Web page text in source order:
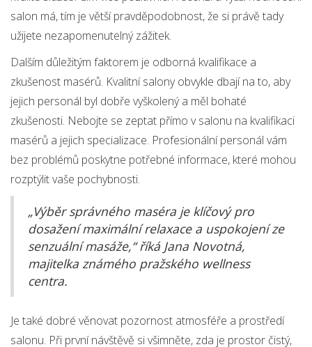
salon má, tím je větší pravděpodobnost, že si právě tady
užijete nezapomenutelný zážitek.
Dalším důležitým faktorem je odborná kvalifikace a
zkušenost masérů. Kvalitní salony obvykle dbají na to, aby
jejich personál byl dobře vyškolený a měl bohaté
zkušenosti. Nebojte se zeptat přímo v salonu na kvalifikaci
masérů a jejich specializace. Profesionální personál vám
bez problémů poskytne potřebné informace, které mohou
rozptýlit vaše pochybnosti.
„Výběr správného maséra je klíčový pro
dosažení maximální relaxace a uspokojení ze
senzuální masáže,“ říká Jana Novotná,
majitelka známého pražského wellness
centra.
Je také dobré věnovat pozornost atmosféře a prostředí
salonu. Při první návštěvě si všimněte, zda je prostor čistý,